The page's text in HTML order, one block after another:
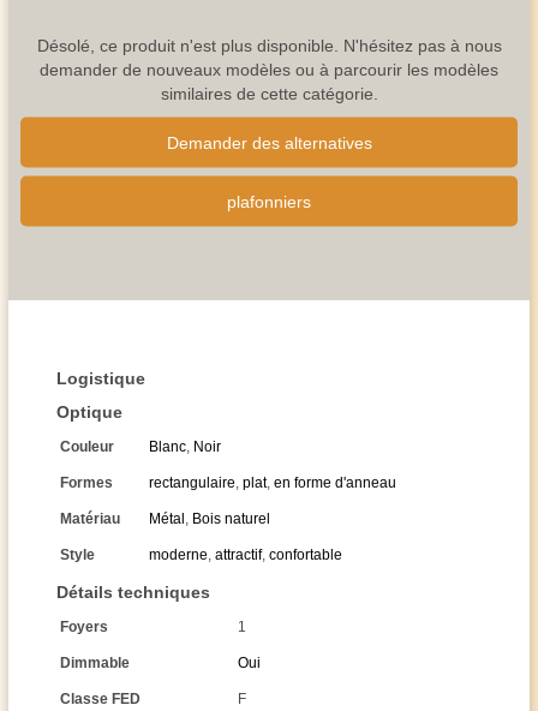
Désolé, ce produit n'est plus disponible. N'hésitez pas à nous
demander de nouveaux modèles ou à parcourir les modèles
similaires de cette catégorie.
Demander des alternatives
plafonniers
Logistique
Optique
Couleur Blanc, Noir
Formes rectangulaire, plat, en forme d'anneau
Matériau Métal , Bois naturel
Style moderne, attractif, confortable
Détails techniques
Foyers 1
Dimmable Oui
Classe FED F